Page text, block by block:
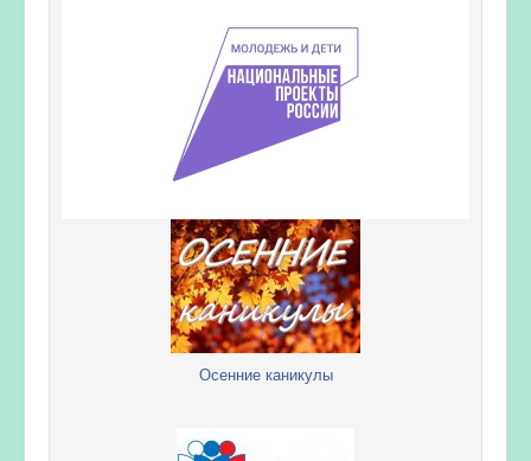
Осенние каникулы